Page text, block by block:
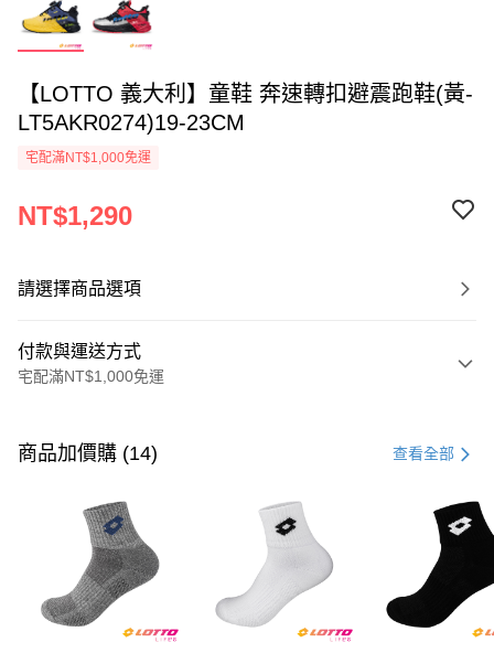
【LOTTO 義大利】童鞋 奔速轉扣避震跑鞋(黃-
LT5AKR0274)19-23CM
宅配滿NT$1,000免運
NT$1,290
請選擇商品選項
付款與運送方式
宅配滿NT$1,000免運
信用卡一次付款
Apple Pay
悠遊付
商品加價購 (14) 查看全部